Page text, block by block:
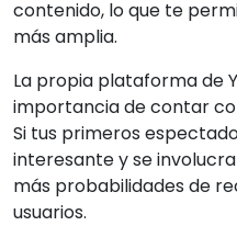
contenido, lo que te
más amplia.
La propia plataforma de
importancia de contar
Si tus primeros
interesante y se
más probabilidades de
usuarios.